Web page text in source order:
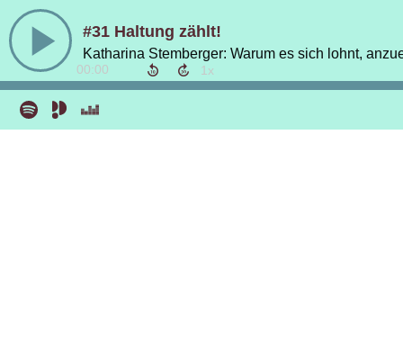
#31 Haltung zählt!
Katharina Stemberger: Warum es sich lohnt,
00:00